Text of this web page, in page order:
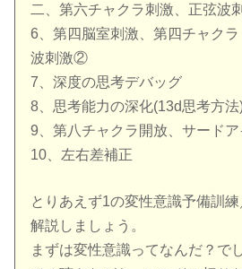
二、第六チャクラ刺激、正弦波
6、第四脳室刺激、第四チャク
波刺激②
7、深度の思考デバッグ
8、思考能力の深化(13d思考方法
9、第八チャクラ開放、サード
10、左右差補正
とりあえず1の変性意識予備訓
解説しましょう。
まずは変性意識ってなんだ？で